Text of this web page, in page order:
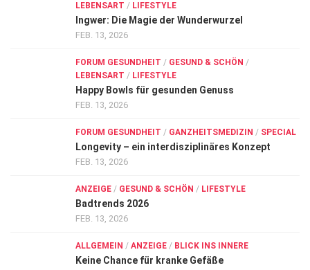
LEBENSART / LIFESTYLE
Ingwer: Die Magie der Wunderwurzel
FEB. 13, 2026
FORUM GESUNDHEIT / GESUND & SCHÖN /
LEBENSART / LIFESTYLE
Happy Bowls für gesunden Genuss
FEB. 13, 2026
FORUM GESUNDHEIT / GANZHEITSMEDIZIN / SPECIAL
Longevity – ein interdisziplinäres Konzept
FEB. 13, 2026
ANZEIGE / GESUND & SCHÖN / LIFESTYLE
Badtrends 2026
FEB. 13, 2026
ALLGEMEIN / ANZEIGE / BLICK INS INNERE
Keine Chance für kranke Gefäße